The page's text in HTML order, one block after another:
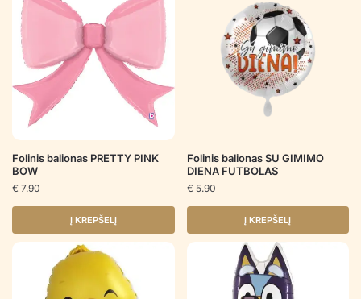
Folinis balionas PRETTY PINK
BOW
€ 7.90
Į KREPŠELĮ
Folinis balionas SU GIMIMO
DIENA FUTBOLAS
€ 5.90
Į KREPŠELĮ